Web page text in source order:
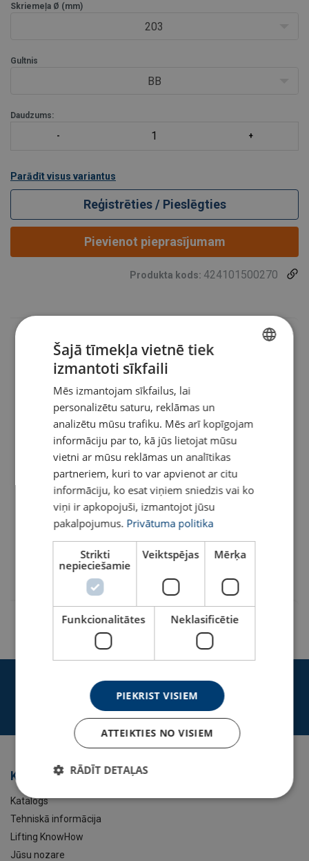
Skriemeļa Ø (mm)
203
Gultnis
BB
Daudzums:
Parādīt visus variantus
Reģistrēties / Pieslēgties
Pievienot pieprasījumam
Produkta kods: 424101500270
Artikula Nr. Pievienot grozam Vairāk informācijas
424101500270
424101500275
424101500276
424101500277
Drošības koeficients:
Pierakstīties jaunumu saņemšanai
Pierakstīties
Kategorijas
Katalogs
Tehniskā informācija
Lifting KnowHow
Jūsu nozare
ENGLISH TRANSLATION
Šajā tīmekļa vietnē tiek
izmantoti sīkfaili
Mēs izmantojam sīkfailus, lai
personalizētu saturu, reklāmas un
analizētu mūsu trafiku. Mēs arī kopīgojam
informāciju par to, kā jūs lietojat mūsu
vietni ar mūsu reklāmas un analītikas
partneriem, kuri to var apvienot ar citu
informāciju, ko esat viņiem sniedzis vai ko
viņi ir apkopojuši, izmantojot jūsu
pakalpojumus. Privātuma politika
Strikti
nepieciešamie
Veiktspējas Mērķa
Funkcionalitātes Neklasificētie
PIEKRIST VISIEM
ATTEIKTIES NO VISIEM
RĀDĪT DETAĻAS